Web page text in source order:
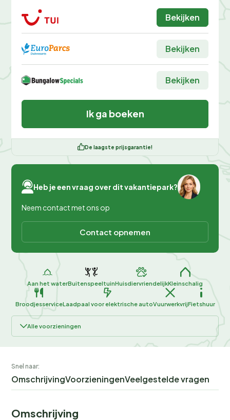
Bekijken
Bekijken
Bekijken
Ik ga boeken
De laagste prijsgarantie!
Heb je een vraag over dit vakantiepark?
Neem contact met ons op
Contact opnemen
Aan het waterBuitenspeeltuinHuisdiervriendelijkKleinschalig
BroodjesserviceLaadpaal voor elektrische autoVuurwerkvrijFietshuur
Alle voorzieningen
Snel naar:
OmschrijvingVoorzieningenVeelgestelde vragen
Omschrijving